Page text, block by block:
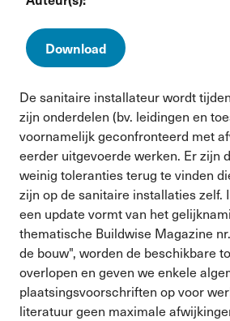
Download
De sanitaire installateur wordt
zijn onderdelen (bv. leidingen en
voornamelijk geconfronteerd met
eerder uitgevoerde werken. Er zijn
weinig toleranties terug te vinden
zijn op de sanitaire installaties zelf.
een update vormt van het
thematische Buildwise Magazine
de bouw", worden de beschikbare
overlopen en geven we enkele
plaatsingsvoorschriften op voor
literatuur geen maximale